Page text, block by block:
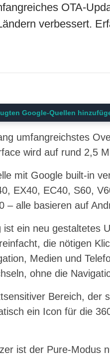
OTA-
verbessert.
Google-Quellen
umfangreichstes
wird auf rund 2,5
mit Google built-in
EX40, EC40, S60,
– alle basieren auf
ist ein neu gestaltetes
die nötigen
Medien und
ohne die
Bereich, der
ein Icon für die
ist der Pure-Modus